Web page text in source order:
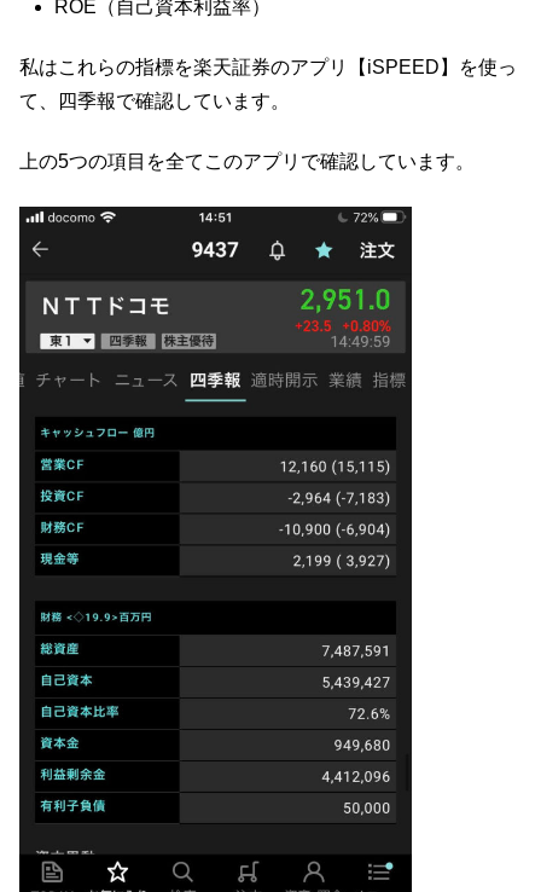
ROE（自己資本利益率）
私はこれらの指標を楽天証券のアプリ【iSPEED】を使っ
て、四季報で確認しています。
上の5つの項目を全てこのアプリで確認しています。